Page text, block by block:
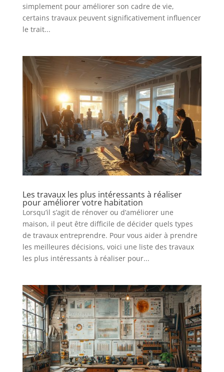
simplement pour améliorer son cadre de vie,
certains travaux peuvent significativement influencer
le trait...
Les travaux les plus intéressants à réaliser
pour améliorer votre habitation
Lorsqu’il s’agit de rénover ou d’améliorer une
maison, il peut être difficile de décider quels types
de travaux entreprendre. Pour vous aider à prendre
les meilleures décisions, voici une liste des travaux
les plus intéressants à réaliser pour...